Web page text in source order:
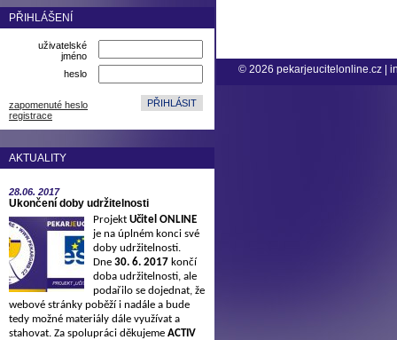
PŘIHLÁŠENÍ
uživatelské
jméno
heslo
zapomenuté heslo
registrace
AKTUALITY
28.06. 2017
Ukončení doby udržitelnosti
Projekt Učitel ONLINE
je na úplném konci své
doby udržitelnosti.
Dne 30. 6. 2017 končí
doba udržitelnosti, ale
podařilo se dojednat, že
webové stránky poběží i nadále a bude
tedy možné materiály dále využívat a
stahovat. Za spolupráci děkujeme ACTIV
© 2026 pekarjeucitelonline.cz